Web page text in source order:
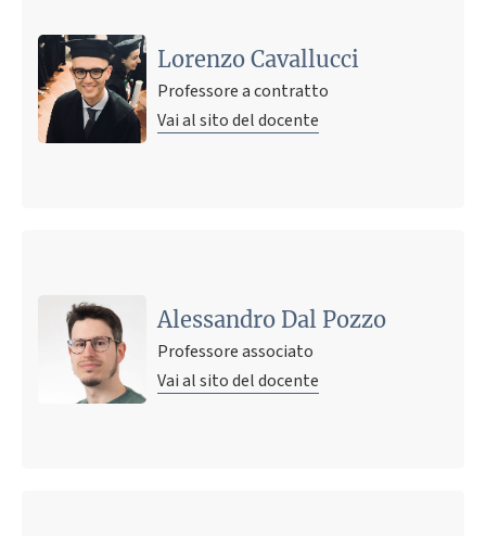
Lorenzo Cavallucci
Professore a contratto
Vai al sito del docente
Alessandro Dal Pozzo
Professore associato
Vai al sito del docente